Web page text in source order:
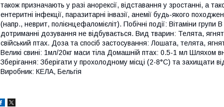
також призначають у разі анорексії, відставання у зростанні, а
ентеритні інфекції, паразитарні інвазії, анемії будь-якого
(напр., неврит, полієнцефаломієліт). Побічні події: Вітаміни
дотриманні дозування не відбувається. Вид тварин: Телята,
свійський птах. Доза та спосіб застосування: Лошата, телята,
Великі свині: 1мл/20кг маси тіла Домашній птах: 0.5-1 мл Шляхом
Зберігання: Зберігати у прохолодному місці (2-8°C) та захищати
Виробник: КЕЛА, Бельгія